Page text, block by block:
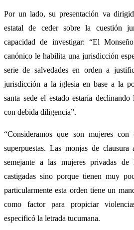
Por un lado, su presentación va
estatal de ceder sobre la cuestión
capacidad de investigar: “El
canónico le habilita una jurisdicción
serie de salvedades en orden a
jurisdicción a la iglesia en base a la
santa sede el estado estaría
con debida diligencia”.
“Consideramos que son mujeres con
superpuestas. Las monjas de clausura
semejante a las mujeres privadas de
castigadas sino porque tienen muy
particularmente esta orden tiene un
como factor para propiciar
especificó la letrada tucumana.